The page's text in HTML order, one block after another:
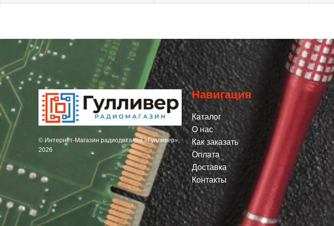
© Интернет-Магазин радиодеталей «Гулливер»,
2026
Навигация
Каталог
О нас
Как заказать
Оплата
Доставка
Контакты